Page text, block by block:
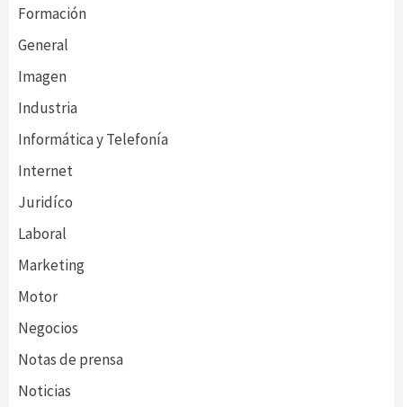
Formación
General
Imagen
Industria
Informática y Telefonía
Internet
Juridíco
Laboral
Marketing
Motor
Negocios
Notas de prensa
Noticias